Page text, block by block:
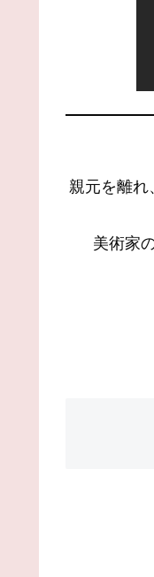
親元を離
美術家